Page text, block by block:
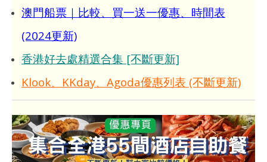
澳門船票｜比較、買一送一優惠、時間表
(2024更新)
香港好去處精選合集 [不斷更新]
Klook、KKday、Agoda優惠列表 (不斷更新)